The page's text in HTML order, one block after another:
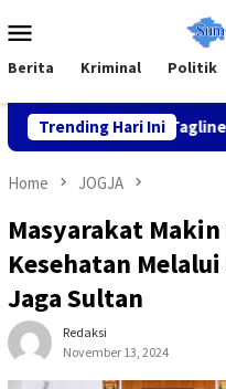
to
contentMenu
Berita Kriminal Politik
Trending Hari Ini
Tagline Polri Di
Home JOGJA
Masyarakat
Kesehatan
Jaga Sultan
Redaksi
November 13, 2024